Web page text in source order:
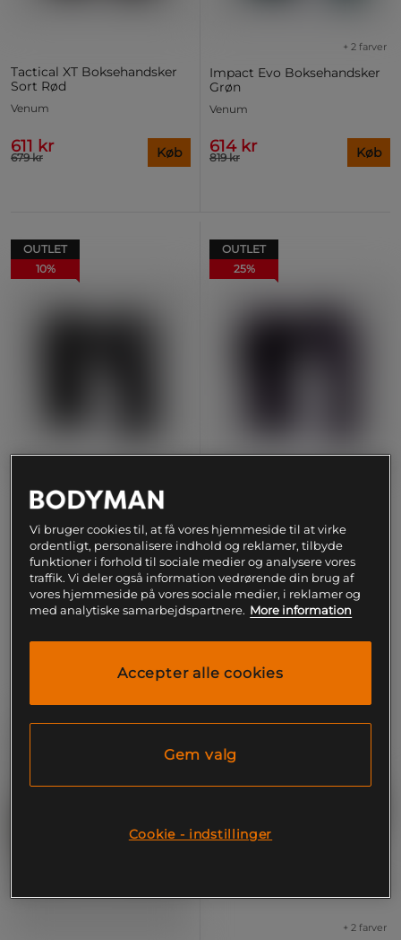
Tactical XT Boksehandsker
Sort Rød
Venum
611 kr
679 kr Køb
Impact Evo Boksehandsker
Grøn
+ 2 farver
Venum
614 kr
819 kr Køb
OUTLET
10%
Venum Reverso
Boksehandsker Sort
Venum
1.007 kr
1.119 kr Køb
OUTLET
25%
Lilla
Venum
614 kr
819 kr Køb
+ 2 farver
Vi bruger cookies til, at få vores hjemmeside til at virke
ordentligt, personalisere indhold og reklamer, tilbyde
funktioner i forhold til sociale medier og analysere vores
traffik. Vi deler også information vedrørende din brug af
vores hjemmeside på vores sociale medier, i reklamer og
med analytiske samarbejdspartnere. More information
Accepter alle cookies
Gem valg
Cookie - indstillinger